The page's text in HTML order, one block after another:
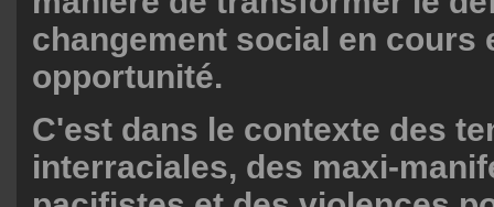
changement social en cours
opportunité.
C'est dans le contexte des
interraciales, des maxi-